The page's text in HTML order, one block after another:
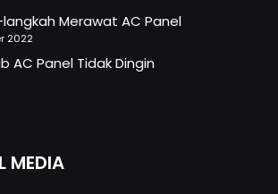
Merawat AC Panel
2022
AC Panel Tidak Dingin
MEDIA